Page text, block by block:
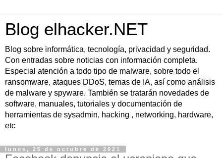
Blog elhacker.NET
Blog sobre informática, tecnología, privacidad y seguridad.
Con entradas sobre noticias con información completa.
Especial atención a todo tipo de malware, sobre todo el
ransomware, ataques DDoS, temas de IA, así como análisis
de malware y spyware. También se tratarán novedades de
software, manuales, tutoriales y documentación de
herramientas de sysadmin, hacking , networking, hardware,
etc
lunes, 25 de octubre de 2021